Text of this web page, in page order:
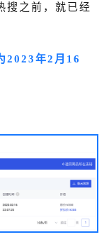
搜之前，就已经
2023年2月16